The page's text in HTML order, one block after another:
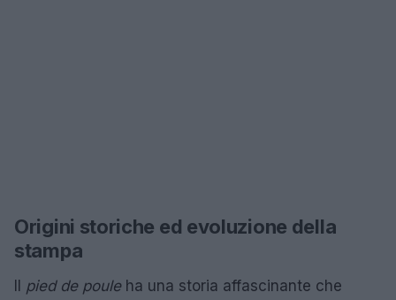
Origini storiche ed evoluzione della
stampa
Il pied de pouleha una storia affascinante che